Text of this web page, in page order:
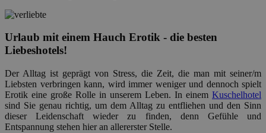
Urlaub mit einem Hauch Erotik - die besten
Liebeshotels!
Der Alltag ist geprägt von Stress, die Zeit, die man mit seiner/m
Liebsten verbringen kann, wird immer weniger und dennoch spielt
Erotik eine große Rolle in unserem Leben. In einem Kuschelhotel
sind Sie genau richtig, um dem Alltag zu entfliehen und den Sinn
dieser Leidenschaft wieder zu finden, denn Gefühle und
Entspannung stehen hier an allererster Stelle.